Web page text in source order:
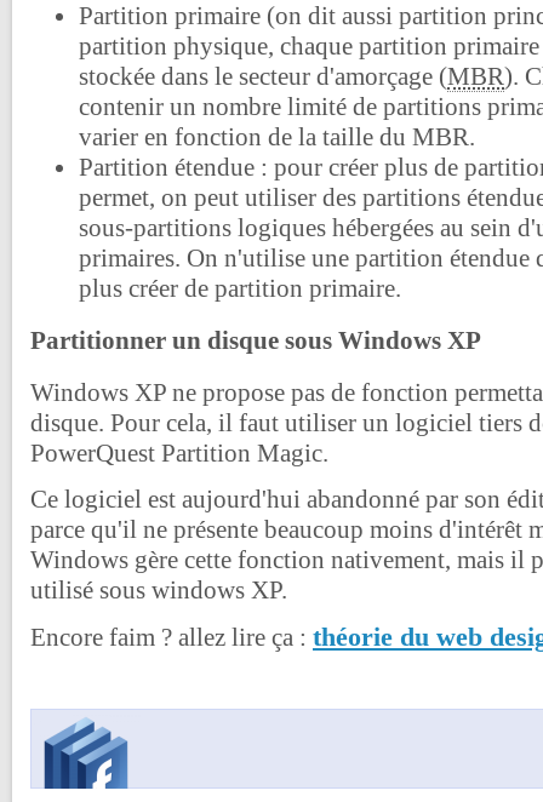
Partition primaire (on dit aussi partition
partition physique, chaque partition
stockée dans le secteur d'amorçage (MBR).
contenir un nombre limité de partitions
varier en fonction de la taille du MBR.
Partition étendue : pour créer plus de
permet, on peut utiliser des partitions
sous-partitions logiques hébergées au sein
primaires. On n'utilise une partition étendue
plus créer de partition primaire.
Partitionner un disque sous Windows XP
Windows XP ne propose pas de fonction
disque. Pour cela, il faut utiliser un logiciel tiers
PowerQuest Partition Magic.
Ce logiciel est aujourd'hui abandonné par son
parce qu'il ne présente beaucoup moins d'intérêt
Windows gère cette fonction nativement, mais il
utilisé sous windows XP.
Encore faim ? allez lire ça : théorie du web